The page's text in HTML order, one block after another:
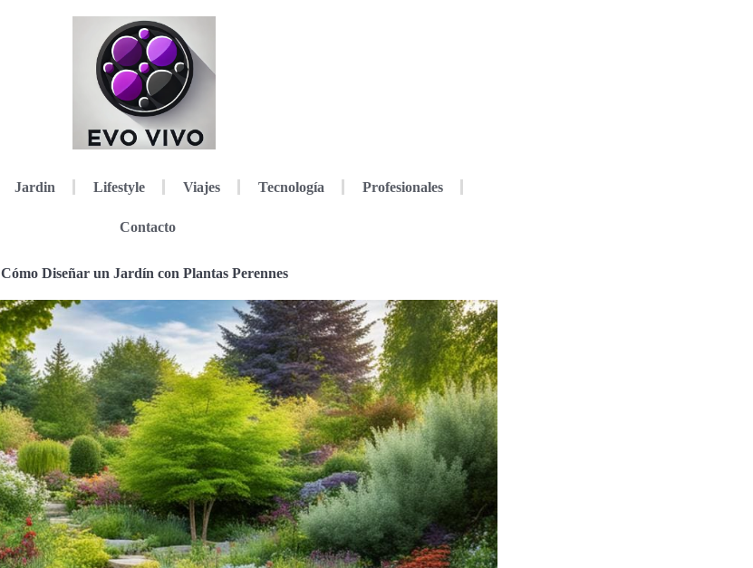
Jardin Lifestyle Viajes Tecnología Profesionales
Contacto
Cómo Diseñar un Jardín con Plantas Perennes